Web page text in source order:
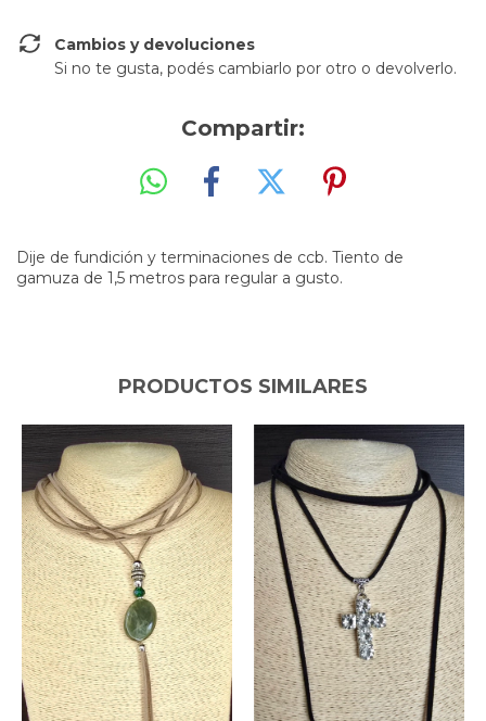
Cambios y devoluciones
Si no te gusta, podés cambiarlo por otro o devolverlo.
Compartir:
Dije de fundición y terminaciones de ccb. Tiento de
gamuza de 1,5 metros para regular a gusto.
PRODUCTOS SIMILARES